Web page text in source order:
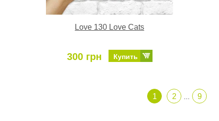
Love 130 Love Cats
300 грн Купить
1 2 9